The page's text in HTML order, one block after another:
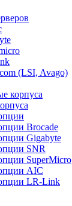
(LSI, Avago)
корпуса
Brocade
Gigabyte
SNR
SuperMicro
AIC
LR-Link